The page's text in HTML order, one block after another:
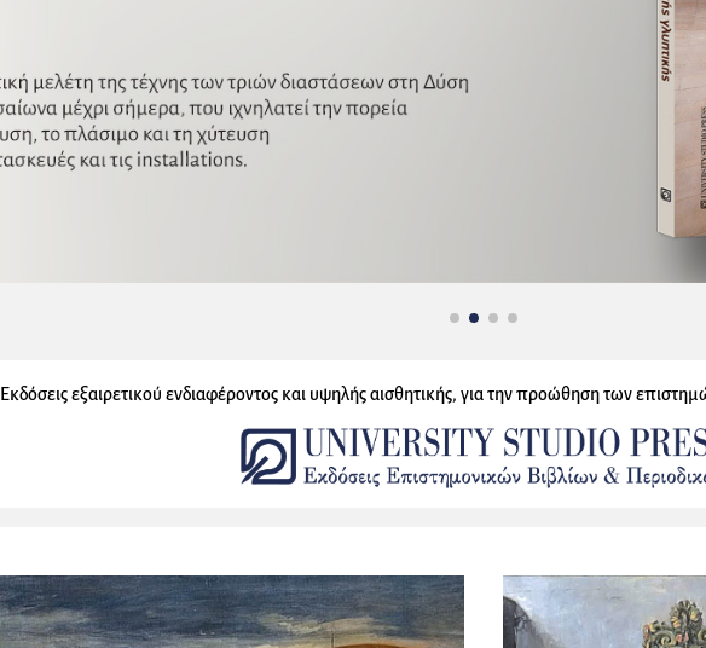
Εκδόσεις εξαιρετικού ενδιαφέροντος και υψηλής αισθητικής, για την προώθηση των